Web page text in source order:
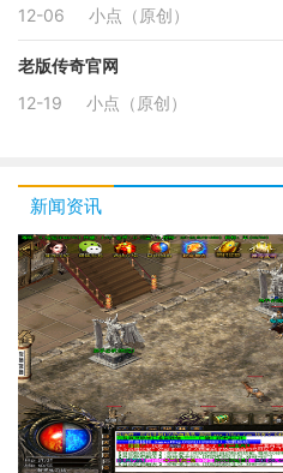
12-06
小点（原创）
老版传奇官网
12-19
小点（原创）
新闻资讯